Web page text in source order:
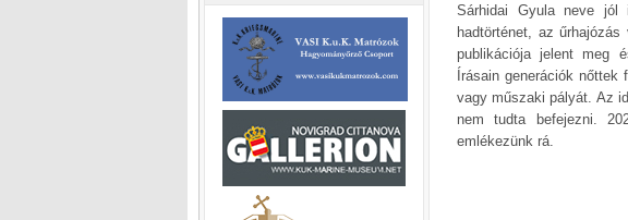
Sárhidai Gyula neve
hadtörténet, az
publikációja jelent meg
Írásain generációk
vagy műszaki pályát. Az
nem tudta befejezni.
emlékezünk rá.